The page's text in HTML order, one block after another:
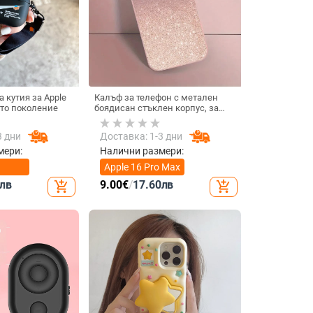
кутия за Apple
поколение
дни
add_shopping_cart
Калъф за телефон с метален
боядисан стъклен корпус, за
iPhone 11–14 Pro Max,
охлаждане, модел YK263
Доставка: 1-3 дни
Налични размери:
Apple 16 Pro Max
9.00€/17.60лв add_shopping_cart